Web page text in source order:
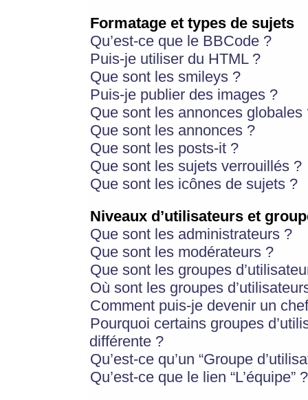
Formatage et types de sujets
Qu’est-ce que le BBCode ?
Puis-je utiliser du HTML ?
Que sont les smileys ?
Puis-je publier des images ?
Que sont les annonces globales
Que sont les annonces ?
Que sont les posts-it ?
Que sont les sujets verrouillés ?
Que sont les icônes de sujets ?
Niveaux d’utilisateurs et
Que sont les administrateurs ?
Que sont les modérateurs ?
Que sont les groupes
Où sont les groupes
Comment puis-je devenir un
Pourquoi certains groupes
différente ?
Qu’est-ce qu’un “Groupe
Qu’est-ce que le lien “L’équipe” ?